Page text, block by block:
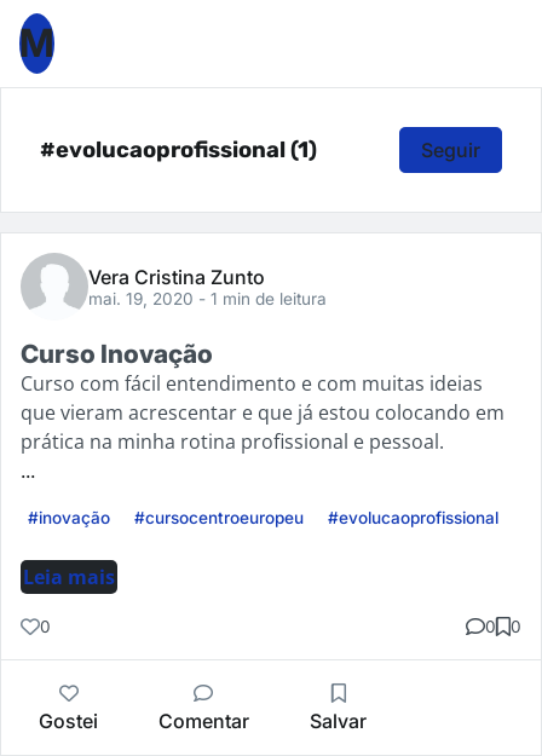
M
#evolucaoprofissional (1) Seguir
Vera Cristina Zunto
mai. 19, 2020 - 1 min de leitura
Curso Inovação
Curso com fácil entendimento e com muitas ideias
que vieram acrescentar e que já estou colocando em
prática na minha rotina profissional e pessoal.
...
#inovação #cursocentroeuropeu #evolucaoprofissional
Leia mais
0 0 0
Gostei Comentar Salvar